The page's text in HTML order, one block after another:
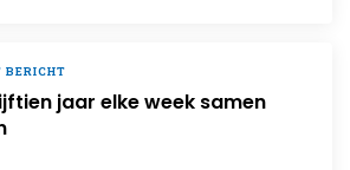
BERICHT
jaar elke week samen